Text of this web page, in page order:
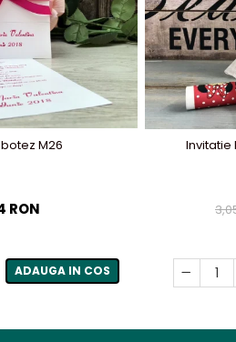
M26
RON
ADAUGA IN COS
Invitatie